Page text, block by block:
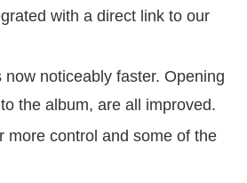
with a direct link to our
noticeably faster. Opening
the album, are all improved.
more control and some of the